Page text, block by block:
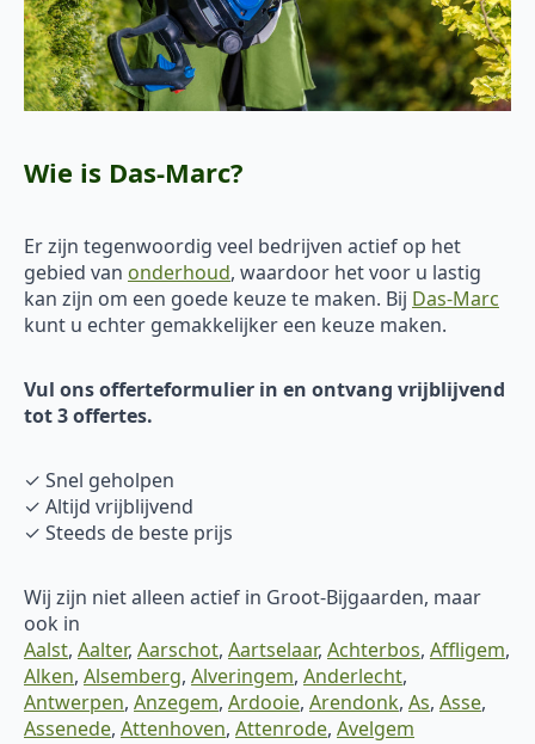
Wie is Das-Marc?
Er zijn tegenwoordig veel bedrijven actief op het
gebied van onderhoud, waardoor het voor u lastig
kan zijn om een goede keuze te maken. Bij Das-Marc
kunt u echter gemakkelijker een keuze maken.
Vul ons offerteformulier in en ontvang vrijblijvend
tot 3 offertes.
✓ Snel geholpen
✓ Altijd vrijblijvend
✓ Steeds de beste prijs
Wij zijn niet alleen actief in Groot-Bijgaarden, maar
ook in
Aalst, Aalter, Aarschot, Aartselaar, Achterbos, Affligem,
Alken, Alsemberg, Alveringem, Anderlecht,
Antwerpen, Anzegem, Ardooie, Arendonk, As, Asse,
Assenede, Attenhoven, Attenrode, Avelgem